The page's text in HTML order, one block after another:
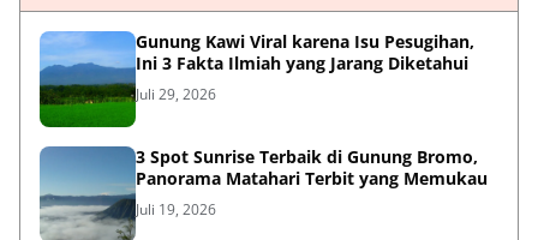
Gunung Kawi Viral karena Isu Pesugihan,
Ini 3 Fakta Ilmiah yang Jarang Diketahui
Juli 29, 2026
3 Spot Sunrise Terbaik di Gunung Bromo,
Panorama Matahari Terbit yang Memukau
Juli 19, 2026